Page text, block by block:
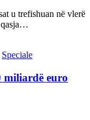
u trefishuan në vlerë
qasja…
Speciale
miliardë euro